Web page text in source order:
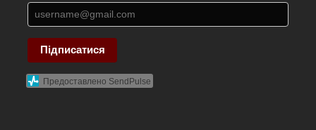
Підписатися
Предоставлено SendPulse